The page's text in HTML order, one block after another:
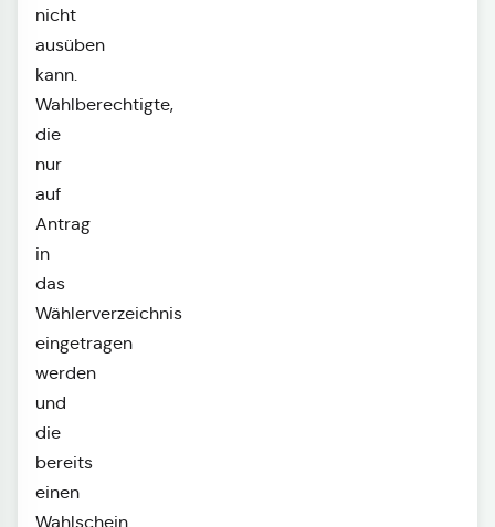
nicht
ausüben
kann.
Wahlberechtigte,
die
nur
auf
Antrag
in
das
Wählerverzeichnis
eingetragen
werden
und
die
bereits
einen
Wahlschein